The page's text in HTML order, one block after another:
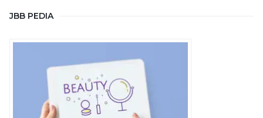
JBB PEDIA